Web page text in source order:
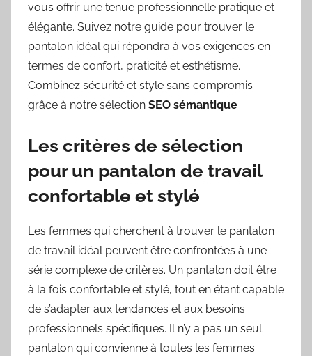
vous offrir une tenue professionnelle pratique et
élégante. Suivez notre guide pour trouver le
pantalon idéal qui répondra à vos exigences en
termes de confort, praticité et esthétisme.
Combinez sécurité et style sans compromis
grâce à notre sélection SEO sémantique
Les critères de sélection
pour un pantalon de travail
confortable et stylé
Les femmes qui cherchent à trouver le pantalon
de travail idéal peuvent être confrontées à une
série complexe de critères. Un pantalon doit être
à la fois confortable et stylé, tout en étant capable
de s’adapter aux tendances et aux besoins
professionnels spécifiques. Il n’y a pas un seul
pantalon qui convienne à toutes les femmes.